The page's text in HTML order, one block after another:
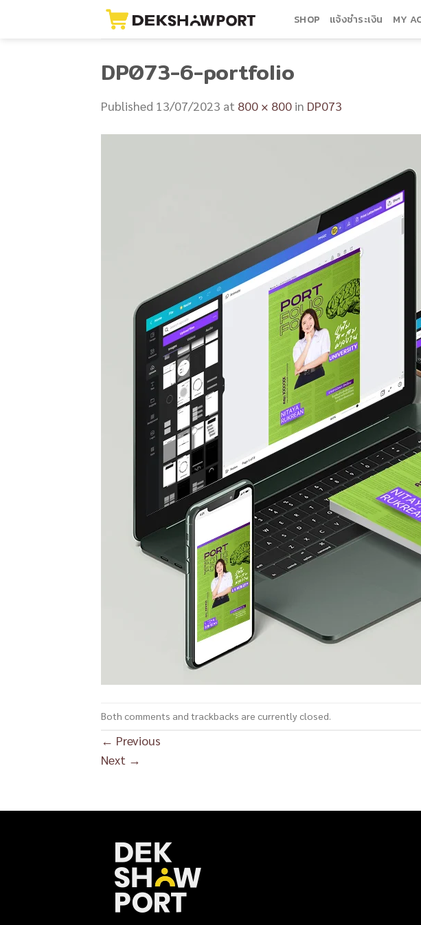
SHOP แจ้งชำระเงิน MY
DP073-6-portfolio
Published 13/07/2023 at 800 × 800 in DP073
Both comments and trackbacks are currently closed.
← Previous
Next →